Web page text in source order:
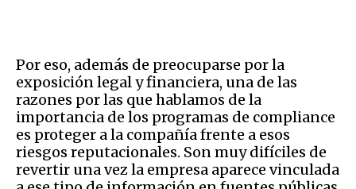
Por eso, además de preocuparse por la
exposición legal y financiera, una de las
razones por las que hablamos de la
importancia de los programas de compliance
es proteger a la compañía frente a esos
riesgos reputacionales. Son muy difíciles de
revertir una vez la empresa aparece vinculada